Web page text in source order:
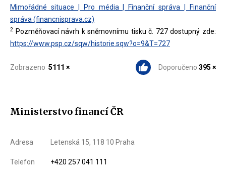
Mimořádné situace | Pro média | Finanční správa | Finanční
správa (financnisprava.cz)
2 Pozměňovací návrh k sněmovnímu tisku č. 727 dostupný zde:
https://www.psp.cz/sqw/historie.sqw?o=9&T=727
Zobrazeno 5111 × Doporučeno 395 ×
Ministerstvo financí ČR
Adresa Letenská 15, 118 10 Praha
Telefon +420 257 041 111